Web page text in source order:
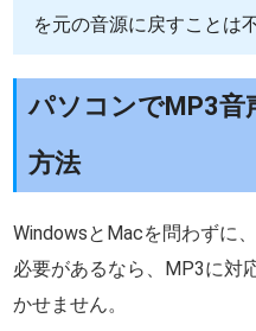
を元の音源に戻すことは
パソコンでMP3音
方法
WindowsとMacを問わずに
必要があるなら、MP3に対
かせません。